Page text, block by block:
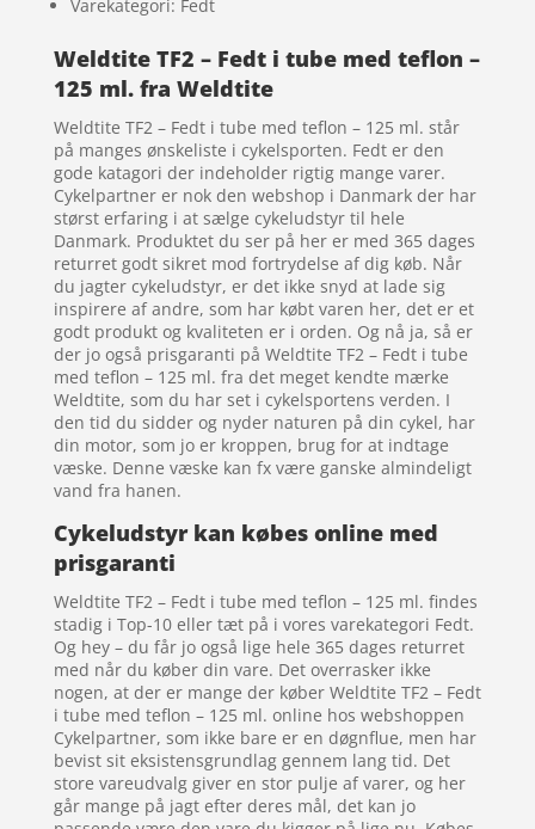
Varekategori: Fedt
Weldtite TF2 – Fedt i tube med teflon –
125 ml. fra Weldtite
Weldtite TF2 – Fedt i tube med teflon – 125 ml. står
på manges ønskeliste i cykelsporten. Fedt er den
gode katagori der indeholder rigtig mange varer.
Cykelpartner er nok den webshop i Danmark der har
størst erfaring i at sælge cykeludstyr til hele
Danmark. Produktet du ser på her er med 365 dages
returret godt sikret mod fortrydelse af dig køb. Når
du jagter cykeludstyr, er det ikke snyd at lade sig
inspirere af andre, som har købt varen her, det er et
godt produkt og kvaliteten er i orden. Og nå ja, så er
der jo også prisgaranti på Weldtite TF2 – Fedt i tube
med teflon – 125 ml. fra det meget kendte mærke
Weldtite, som du har set i cykelsportens verden. I
den tid du sidder og nyder naturen på din cykel, har
din motor, som jo er kroppen, brug for at indtage
væske. Denne væske kan fx være ganske almindeligt
vand fra hanen.
Cykeludstyr kan købes online med
prisgaranti
Weldtite TF2 – Fedt i tube med teflon – 125 ml. findes
stadig i Top-10 eller tæt på i vores varekategori Fedt.
Og hey – du får jo også lige hele 365 dages returret
med når du køber din vare. Det overrasker ikke
nogen, at der er mange der køber Weldtite TF2 – Fedt
i tube med teflon – 125 ml. online hos webshoppen
Cykelpartner, som ikke bare er en døgnflue, men har
bevist sit eksistensgrundlag gennem lang tid. Det
store vareudvalg giver en stor pulje af varer, og her
går mange på jagt efter deres mål, det kan jo